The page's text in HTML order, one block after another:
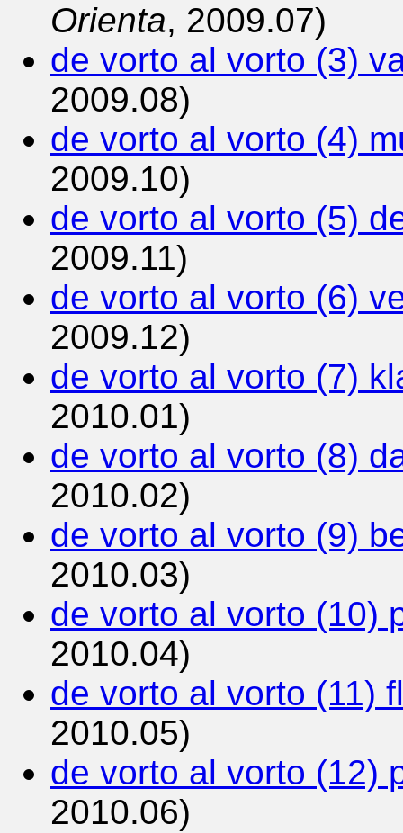
Orienta, 2009.07)
de vorto al vorto (3)
2009.08)
de vorto al vorto (4)
2009.10)
de vorto al vorto (5)
2009.11)
de vorto al vorto (6)
2009.12)
de vorto al vorto (7)
2010.01)
de vorto al vorto (8)
2010.02)
de vorto al vorto (9)
2010.03)
de vorto al vorto (10)
2010.04)
de vorto al vorto (11)
2010.05)
de vorto al vorto (12)
2010.06)